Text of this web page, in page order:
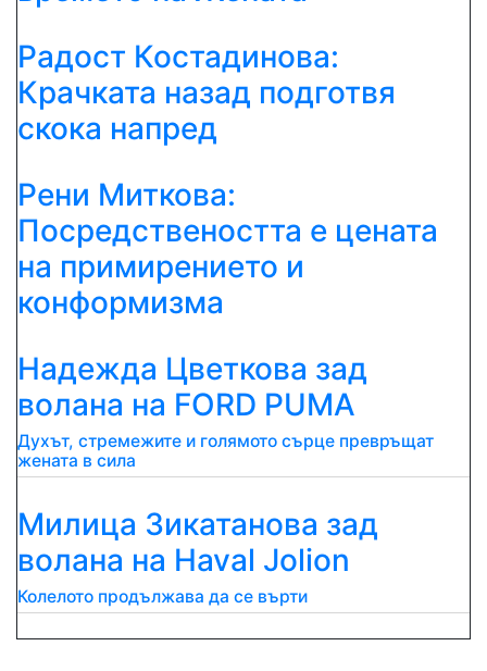
Радост Костадинова:
Крачката назад подготвя
скока напред
Рени Миткова:
Посредствеността е цената
на примирението и
конформизма
Надежда Цветкова зад
волана на FORD PUMA
Духът, стремежите и голямото сърце превръщат
жената в сила
Милица Зикатанова зад
волана на Haval Jolion
Колелото продължава да се върти